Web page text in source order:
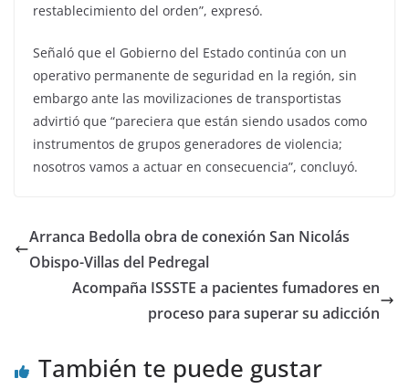
restablecimiento del orden”, expresó.
Señaló que el Gobierno del Estado continúa con un
operativo permanente de seguridad en la región, sin
embargo ante las movilizaciones de transportistas
advirtió que “pareciera que están siendo usados como
instrumentos de grupos generadores de violencia;
nosotros vamos a actuar en consecuencia”, concluyó.
Arranca Bedolla obra de conexión San Nicolás
Obispo-Villas del Pedregal
Acompaña ISSSTE a pacientes fumadores en
proceso para superar su adicción
También te puede gustar